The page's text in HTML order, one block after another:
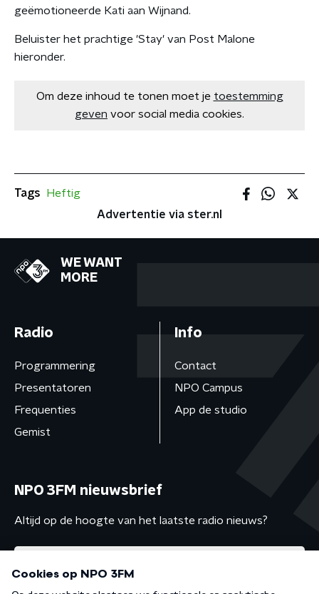
geëmotioneerde Kati aan Wijnand.
Beluister het prachtige 'Stay' van Post Malone
hieronder.
Om deze inhoud te tonen moet je toestemming
geven voor social media cookies.
Tags
Heftig
Advertentie via ster.nl
WE WANT
MORE
Radio
Programmering
Presentatoren
Frequenties
Gemist
Info
Contact
NPO Campus
App de studio
NPO 3FM nieuwsbrief
Altijd op de hoogte van het laatste radio nieuws?